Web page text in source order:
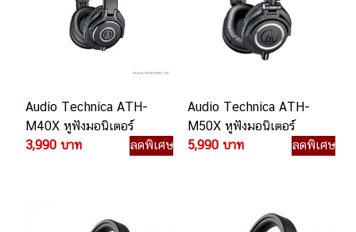
Audio Technica ATH-
M40X หูฟังมอนิเตอร์
3,990 บาท
ลดพิเศษ
Audio Technica ATH-
M50X หูฟังมอนิเตอร์
5,990 บาท
ลดพิเศษ